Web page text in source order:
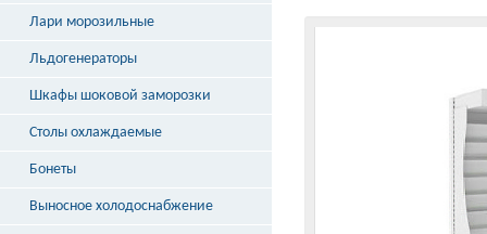
Лари морозильные
Льдогенераторы
Шкафы шоковой заморозки
Столы охлаждаемые
Бонеты
Выносное холодоснабжение